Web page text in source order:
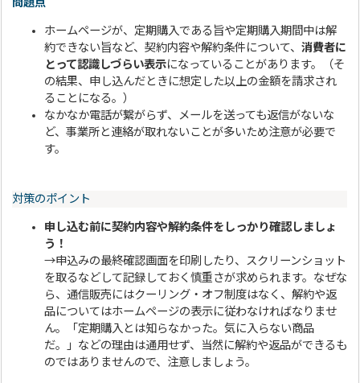
問題点
ホームページが、定期購入である旨や定期購入期間中は解
約できない旨など、契約内容や解約条件について、消費者に
とって認識しづらい表示になっていることがあります。（そ
の結果、申し込んだときに想定した以上の金額を請求され
ることになる。）
なかなか電話が繋がらず、メールを送っても返信がないな
ど、事業所と連絡が取れないことが多いため注意が必要で
す。
対策のポイント
申し込む前に契約内容や解約条件をしっかり確認しましょ
う！
→申込みの最終確認画面を印刷したり、スクリーンショット
を取るなどして記録しておく慎重さが求められます。なぜな
ら、通信販売にはクーリング・オフ制度はなく、解約や返
品についてはホームページの表示に従わなければなりませ
ん。「定期購入とは知らなかった。気に入らない商品
だ。」などの理由は通用せず、当然に解約や返品ができるも
のではありませんので、注意しましょう。